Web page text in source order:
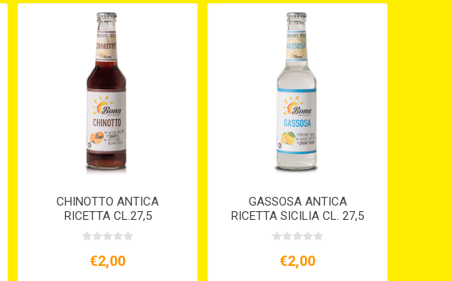
CHINOTTO ANTICA
RICETTA CL.27,5
€2,00
GASSOSA ANTICA
RICETTA SICILIA CL. 27,5
€2,00